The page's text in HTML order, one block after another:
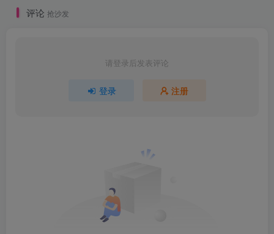
评论 抢沙发
请登录后发表评论
登录 注册